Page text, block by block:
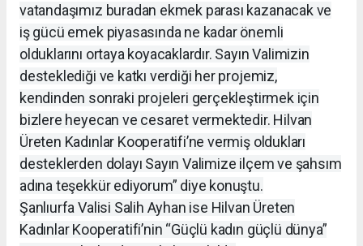
vatandaşımız buradan ekmek parası kazanacak ve
iş gücü emek piyasasında ne kadar önemli
olduklarını ortaya koyacaklardır. Sayın Valimizin
desteklediği ve katkı verdiği her projemiz,
kendinden sonraki projeleri gerçekleştirmek için
bizlere heyecan ve cesaret vermektedir. Hilvan
Üreten Kadınlar Kooperatifi’ne vermiş oldukları
desteklerden dolayı Sayın Valimize ilçem ve şahsım
adına teşekkür ediyorum” diye konuştu.
Şanlıurfa Valisi Salih Ayhan ise Hilvan Üreten
Kadınlar Kooperatifi’nin “Güçlü kadın güçlü dünya”